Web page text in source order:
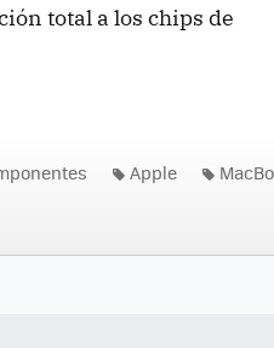
total a los chips de
Apple